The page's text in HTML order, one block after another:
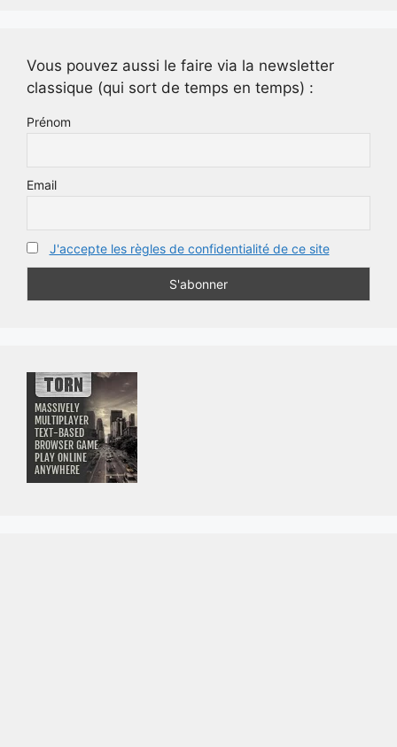
Vous pouvez aussi le faire via la newsletter
classique (qui sort de temps en temps) :
Prénom
Email
J'accepte les règles de confidentialité de ce site